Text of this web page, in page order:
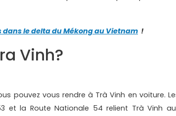
dans le delta du Mékong au Vietnam !
Vinh?
pouvez vous rendre à Trà Vinh en voiture.
et la Route Nationale 54 relient Trà Vinh